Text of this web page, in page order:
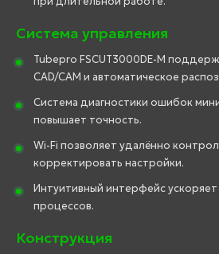
Система управления
Tubepro FSCUT3000DE-M
CAD/CAM и автоматическое
Система диагностики ошибок
повышает точность.
Wi-Fi позволяет удалённо
корректировать настройки.
Интуитивный интерфейс
процессов.
Конструкция